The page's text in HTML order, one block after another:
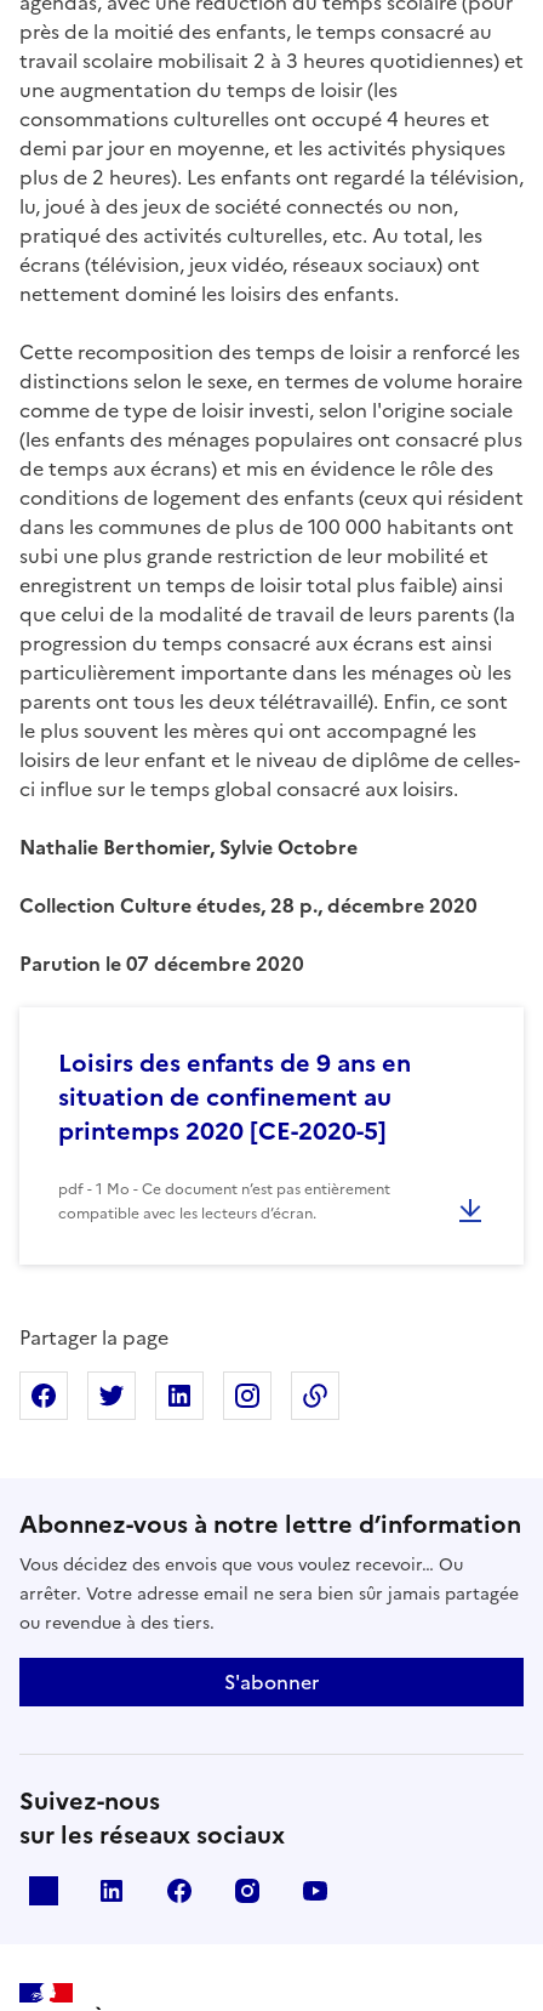
près de la moitié des enfants, le temps consacré au
travail scolaire mobilisait 2 à 3 heures quotidiennes) et
une augmentation du temps de loisir (les
consommations culturelles ont occupé 4 heures et
demi par jour en moyenne, et les activités physiques
plus de 2 heures). Les enfants ont regardé la télévision,
lu, joué à des jeux de société connectés ou non,
pratiqué des activités culturelles, etc. Au total, les
écrans (télévision, jeux vidéo, réseaux sociaux) ont
nettement dominé les loisirs des enfants.
Cette recomposition des temps de loisir a renforcé les
distinctions selon le sexe, en termes de volume horaire
comme de type de loisir investi, selon l'origine sociale
(les enfants des ménages populaires ont consacré plus
de temps aux écrans) et mis en évidence le rôle des
conditions de logement des enfants (ceux qui résident
dans les communes de plus de 100 000 habitants ont
subi une plus grande restriction de leur mobilité et
enregistrent un temps de loisir total plus faible) ainsi
que celui de la modalité de travail de leurs parents (la
progression du temps consacré aux écrans est ainsi
particulièrement importante dans les ménages où les
parents ont tous les deux télétravaillé). Enfin, ce sont
le plus souvent les mères qui ont accompagné les
loisirs de leur enfant et le niveau de diplôme de celles-
ci influe sur le temps global consacré aux loisirs.
Nathalie Berthomier, Sylvie Octobre
Collection Culture études, 28 p., décembre 2020
Parution le 07 décembre 2020
Loisirs des enfants de 9 ans en
situation de confinement au
printemps 2020 [CE-2020-5]
pdf - 1 Mo - Ce document n’est pas entièrement
compatible avec les lecteurs d’écran.
Partager la page
Partager sur Facebook
Partager sur XPartager sur Linkedin
Partager sur Instagram
Abonnez-vous à notre lettre d’information
Vous décidez des envois que vous voulez recevoir… Ou
arrêter. Votre adresse email ne sera bien sûr jamais partagée
ou revendue à des tiers.
S'abonner
Suivez-nous
sur les réseaux sociaux
linkedin facebook instagram